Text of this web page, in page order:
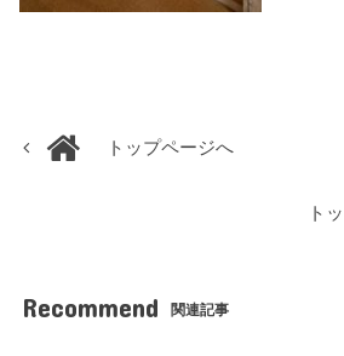
トップページへ
ト
Recommend 関連記事